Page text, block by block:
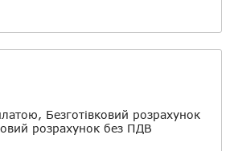
Безготівковий розрахунок
розрахунок без ПДВ